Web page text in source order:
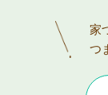
家
つ